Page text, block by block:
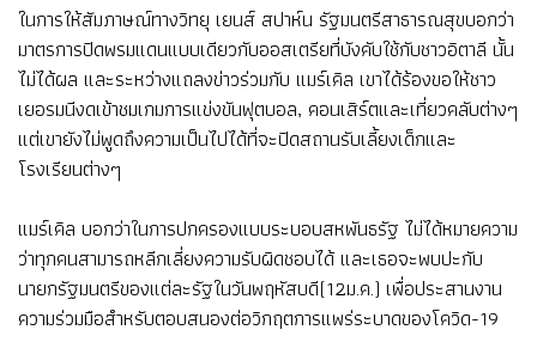
ในการให้สัมภาษณ์ทางวิทยุ เยนส์ สปาห์น รัฐมนตรีสาธารณสุขบอกว่า
มาตรการปิดพรมแดนแบบเดียวกับออสเตรียที่บังคับใช้กับชาวอิตาลี นั้น
ไม่ได้ผล และระหว่างแถลงข่าวร่วมกับ แมร์เคิล เขาได้ร้องขอให้ชาว
เยอรมนีงดเข้าชมเกมการแข่งขันฟุตบอล, คอนเสิร์ตและเที่ยวคลับต่างๆ
แต่เขายังไม่พูดถึงความเป็นไปได้ที่จะปิดสถานรับเลี้ยงเด็กและ
โรงเรียนต่างๆ
แมร์เคิล บอกว่าในการปกครองแบบระบอบสหพันธรัฐ ไม่ได้หมายความ
ว่าทุกคนสามารถหลีกเลี่ยงความรับผิดชอบได้ และเธอจะพบปะกับ
นายกรัฐมนตรีของแต่ละรัฐในวันพฤหัสบดี(12ม.ค.) เพื่อประสานงาน
ความร่วมมือสำหรับตอบสนองต่อวิกฤตการแพร่ระบาดของโควิด-19